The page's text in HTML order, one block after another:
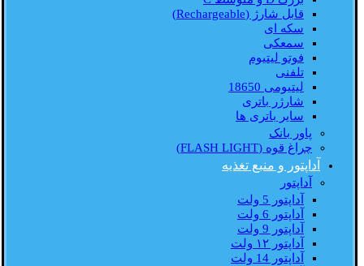
قابل شارژ (Rechargeable)
سکه ای
سمعکی
فوتو لیتیوم
تلفنی
لیتیومی 18650
شارژر باتری
سایر باتری ها
پاور بانک
چراغ قوه (FLASH LIGHT)
آداپتور و منبع تغذیه
آداپتور
آداپتور 5 ولت
آداپتور 6 ولت
آداپتور 9 ولت
آداپتور ۱۲ ولت
آداپتور 14 ولت